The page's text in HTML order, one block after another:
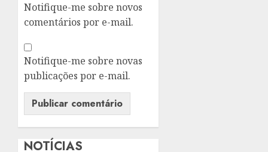
Notifique-me sobre novos
comentários por e-mail.
Notifique-me sobre novas
publicações por e-mail.
NOTÍCIAS